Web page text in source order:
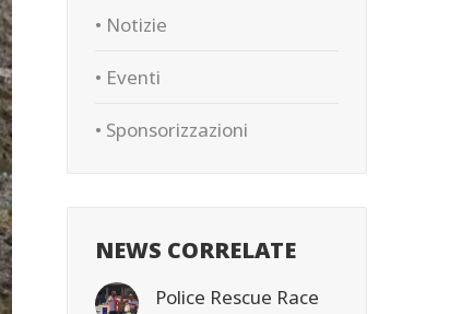
• Notizie
• Eventi
• Sponsorizzazioni
NEWS CORRELATE
Police Rescue Race